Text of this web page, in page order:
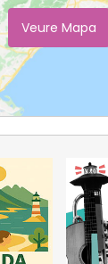
Veure Mapa